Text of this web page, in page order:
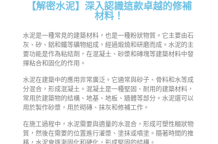
【解密水泥】深入認識這款卓越的修補
材料！
水泥是一種常見的建築材料，也是一種粉狀物質。它主要由石
灰、矽、鋁和鐵等礦物組成，經過煅燒和研磨而成。水泥的主
要功能是作為粘結劑，在混凝土、砂漿和磚塊等建築材料中發
揮粘合和固化的作用。
水泥在建築中的應用非常廣泛。它通常與砂子、骨料和水等成
分混合，形成混凝土。混凝土是一種堅固、耐用的建築材料，
常用於建築物的結構、地基、地板、牆體等部分。水泥還可以
用於製作砂漿，用於砌磚、抹灰和修補工作。
在施工過程中，水泥需要與適量的水混合，形成可塑性糊狀物
質，然後在需要的位置進行灌漿、塗抹或噴塗。隨著時間的推
移，水泥會逐漸固化和硬化，形成堅固的結構。